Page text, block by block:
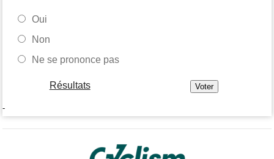
Oui
Non
Ne se prononce pas
Résultats
-